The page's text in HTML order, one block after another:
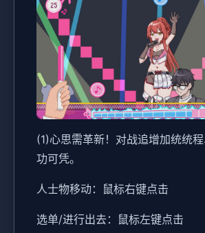
(1)心思需革新！对战追增加统统
功可凭。
人士物移动：鼠标右键点击
选单/进行出去：鼠标左键点击